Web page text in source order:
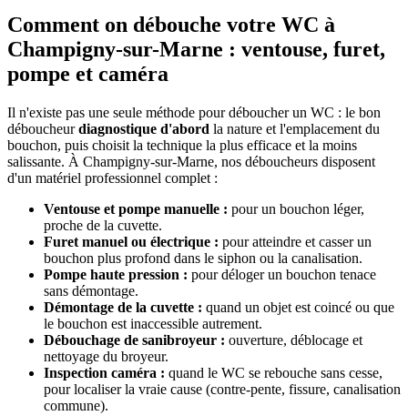
Comment on débouche votre WC à
Champigny-sur-Marne : ventouse, furet,
pompe et caméra
Il n'existe pas une seule méthode pour déboucher un WC : le bon
déboucheurdiagnostique d'abord la nature et l'emplacement du
bouchon, puis choisit la technique la plus efficace et la moins
salissante. À Champigny-sur-Marne, nos déboucheurs disposent
d'un matériel professionnel complet :
Ventouse et pompe manuelle : pour un bouchon léger,
proche de la cuvette.
Furet manuel ou électrique : pour atteindre et casser un
bouchon plus profond dans le siphon ou la canalisation.
Pompe haute pression : pour déloger un bouchon tenace
sans démontage.
Démontage de la cuvette : quand un objet est coincé ou que
le bouchon est inaccessible autrement.
Débouchage de sanibroyeur : ouverture, déblocage et
nettoyage du broyeur.
Inspection caméra : quand le WC se rebouche sans cesse,
pour localiser la vraie cause (contre-pente, fissure, canalisation
commune).